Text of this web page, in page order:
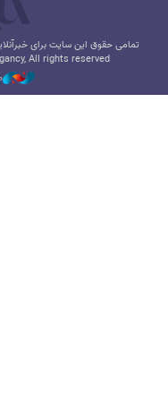
تمامی حقوق این سایت برای
All rights reserved